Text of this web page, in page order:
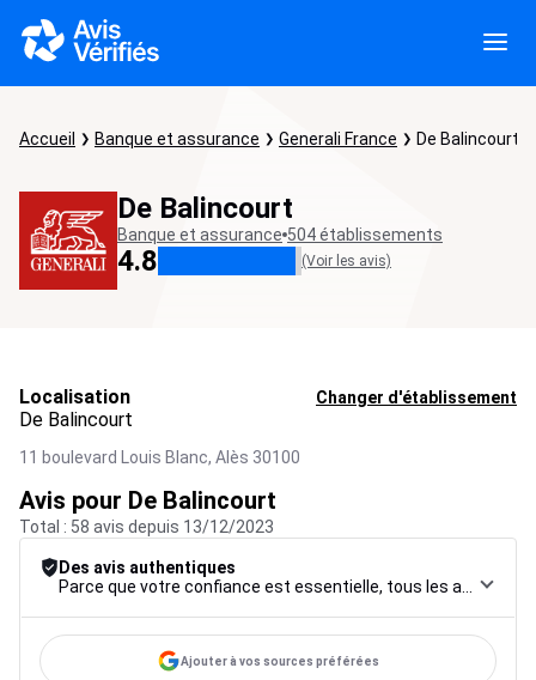
Accueil Banque et assurance Generali France De Balincourt
De Balincourt
Banque et assurance 504 établissements
4.8 (Voir les avis)
Localisation Changer d'établissement
De Balincourt
11 boulevard Louis Blanc, Alès 30100
Avis pour De Balincourt
Total : 58 avis depuis 13/12/2023
Des avis authentiques
Ajouter à vos sources préférées